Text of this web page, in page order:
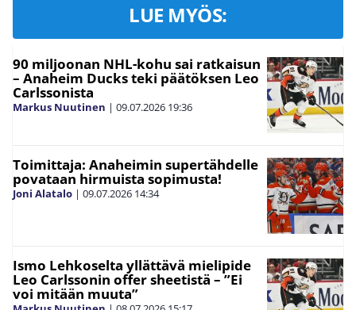
LUE MYÖS:
90 miljoonan NHL-kohu sai ratkaisun
– Anaheim Ducks teki päätöksen Leo
Carlssonista
Markus Nuutinen | 09.07.2026 19:36
Toimittaja: Anaheimin supertähdelle
povataan hirmuista sopimusta!
Joni Alatalo | 09.07.2026 14:34
Ismo Lehkoselta yllättävä mielipide
Leo Carlssonin offer sheetistä – ”Ei
voi mitään muuta”